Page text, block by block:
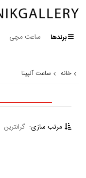
برندها ساعت مچی
خانه ساعت آلپینا
مرتب سازی: گرانترین